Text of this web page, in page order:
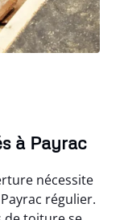
à Payrac
nécessite
régulier.